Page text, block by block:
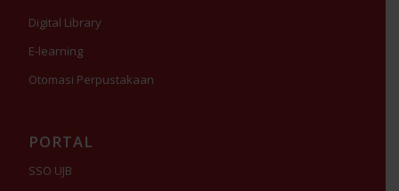
Digital Library
E-learning
Otomasi Perpustakaan
PORTAL
SSO UJB